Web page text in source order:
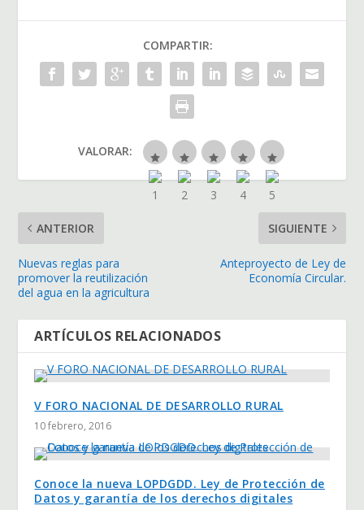
COMPARTIR:
VALORAR:
ANTERIOR
Nuevas reglas para
promover la reutilización
del agua en la agricultura
SIGUIENTE
Anteproyecto de Ley de
Economía Circular.
ARTÍCULOS RELACIONADOS
V FORO NACIONAL DE DESARROLLO RURAL
10 febrero, 2016
Conoce la nueva LOPDGDD. Ley de Protección de
Datos y garantía de los derechos digitales